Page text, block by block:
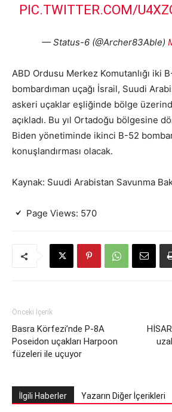
PIC.TWITTER.COM/
— Status-6 (@Archer83Able)
ABD Ordusu Merkez Komutanlığı iki
bombardıman uçağı İsrail, Suudi
askeri uçaklar eşliğinde bölge
açıkladı. Bu yıl Ortadoğu bölgesine
Biden yönetiminde ikinci B-52
konuşlandırması olacak.
Kaynak: Suudi Arabistan Savunma
Page Views: 570
Önceki İçerik
Basra Körfezi’nde P-8A
Poseidon uçakları Harpoon
füzeleri ile uçuyor
İlgili Haberler Yazarın Diğer İçerikleri